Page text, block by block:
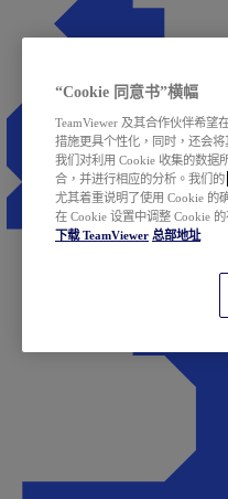
“Cookie 同意书”横幅
TeamViewer 及其合作伙伴希望
措施更具个性化，同时，还会
我们对利用 Cookie 收集的数据
合，并进行相应的分析。我们的
尤其着重说明了使用 Cookie 的
在 Cookie 设置中调整 Cookie 的
下载 TeamViewer 总部地址